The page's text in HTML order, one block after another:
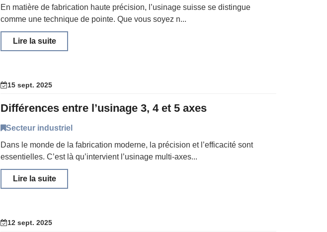
En matière de fabrication haute précision, l’usinage suisse se distingue
comme une technique de pointe. Que vous soyez n...
Lire la suite
15 sept. 2025
Différences entre l’usinage 3, 4 et 5 axes
Secteur industriel
Dans le monde de la fabrication moderne, la précision et l’efficacité sont
essentielles. C’est là qu’intervient l’usinage multi-axes...
Lire la suite
12 sept. 2025